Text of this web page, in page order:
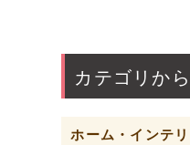
カテゴリか
ホーム・インテ